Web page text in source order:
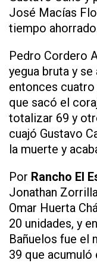
José Macías
tiempo
Pedro Cordero
yegua bruta y
entonces cuatro
que sacó el
totalizar 69 y
cuajó Gustavo
la muerte y
Por Rancho El
Jonathan
Omar Huerta
20 unidades, y
Bañuelos fue el
39 que